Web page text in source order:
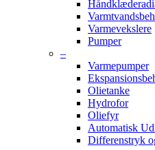
Varmevekslere
Pumper
–
Varmepumper
Olietanke
Hydrofor
Oliefyr
Automatisk
Differenstryk